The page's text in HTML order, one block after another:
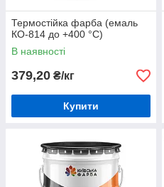
Термостійка фарба (емаль
КО-814 до +400 °С)
В наявності
379,20 ₴/кг
Купити